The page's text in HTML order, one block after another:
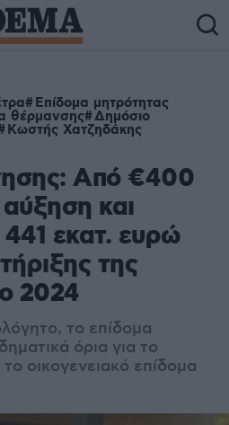
Επίδομα μητρότητας
θέρμανσης Δημόσιο
Κωστής Χατζηδάκης
Από €400
και
εκατ. ευρώ
της
2024
το επίδομα
όρια για το
οικογενειακό επίδομα